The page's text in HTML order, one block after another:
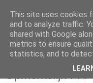
donderdag 22 mei
Opmerkelijk . . .
This site uses cookies
and to analyze traffic.
shared with Google
metrics to ensure
statistics, and to